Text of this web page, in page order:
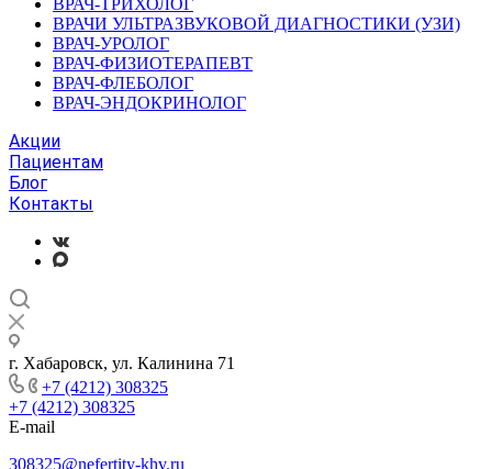
ВРАЧ-ТРИХОЛОГ
ВРАЧИ УЛЬТРАЗВУКОВОЙ ДИАГНОСТИКИ (УЗИ)
ВРАЧ-УРОЛОГ
ВРАЧ-ФИЗИОТЕРАПЕВТ
ВРАЧ-ФЛЕБОЛОГ
ВРАЧ-ЭНДОКРИНОЛОГ
Акции
Пациентам
Блог
Контакты
г. Хабаровск, ул. Калинина 71
+7 (4212) 308325
+7 (4212) 308325
E-mail
308325@nefertity-khv.ru